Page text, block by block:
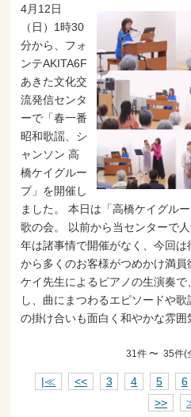
4月12日
（日）1時30
分から、フォ
ンテAKITA6F
あきた文化交
流発信センタ
ーで「春一番
昭和歌謡、シ
ャンソン 高
橋ケイグルー
プ」を開催し
ました。 本日は「高橋ケイグル
歌の会。 以前から当センターで
年は諸事情で開催がなく、今回
から多くのお客様がつめかけ満
ケイ先生によるピアノの生演奏
し、曲にまつわるエピソードや
の掛け合いも面白く和やかな雰
31件 〜 35件(
|≪ << 3 4 5 6
>>